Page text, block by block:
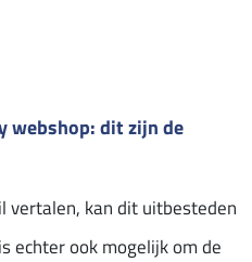
webshop: dit zijn de
vertalen, kan dit uitbesteden
echter ook mogelijk om de